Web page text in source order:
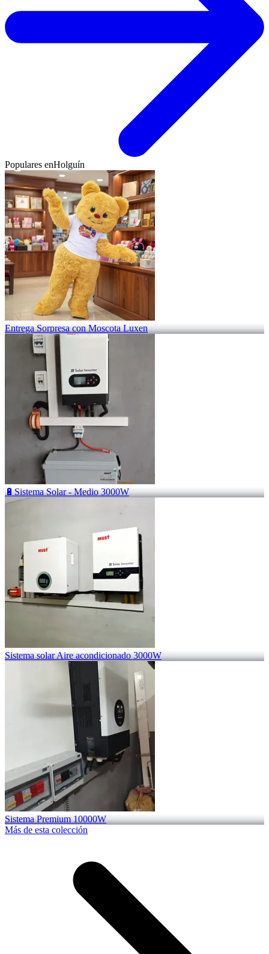
Populares enHolguín
Entrega Sorpresa con Moscota Luxen
🔋Sistema Solar - Medio 3000W
Sistema solar Aire acondicionado 3000W
Sistema Premium 10000W
Más de esta colección